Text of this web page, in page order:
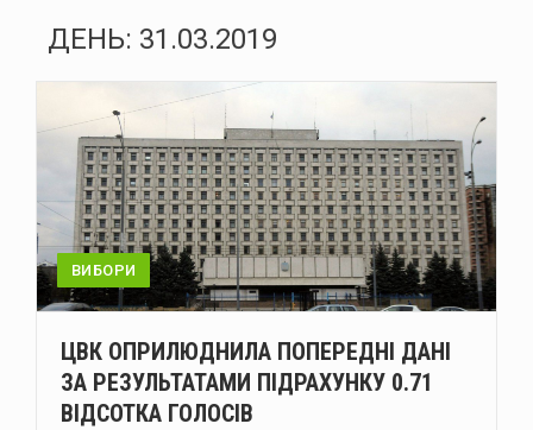
Зеленський доручив підготувати спеціальну санкційну операцію проти рф
У липні буковинська «швидка» понад тисячу разів виїжджала на виклики у громадських місцях через спеку
Президент офіційно встановив День військ зв'язку та кібербезпеки ЗСУ
У Чернівцях п'яний водій Mercedes спричинив ДТП: у крові виявили 2,57 проміле алкоголю
У Чернівцях через аварію на Південно-Кільцевій майже на добу відключать воду у низці будинків
ДЕНЬ: 31.03.2019
ВИБОРИ
ЦВК ОПРИЛЮДНИЛА ПОПЕРЕДНІ ДАНІ
ЗА РЕЗУЛЬТАТАМИ ПІДРАХУНКУ 0.71
ВІДСОТКА ГОЛОСІВ